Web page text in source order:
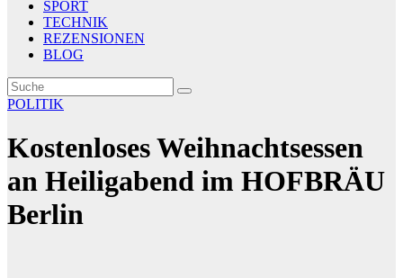
SPORT
TECHNIK
REZENSIONEN
BLOG
POLITIK
Kostenloses Weihnachtsessen
an Heiligabend im HOFBRÄU
Berlin